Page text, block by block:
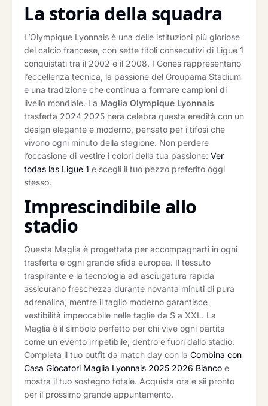
La storia della squadra
L’Olympique Lyonnais è una delle istituzioni più gloriose
del calcio francese, con sette titoli consecutivi di Ligue 1
conquistati tra il 2002 e il 2008. I Gones rappresentano
l’eccellenza tecnica, la passione del Groupama Stadium
e una tradizione che continua a formare campioni di
livello mondiale. La Maglia Olympique Lyonnais
trasferta 2024 2025 nera celebra questa eredità con un
design elegante e moderno, pensato per i tifosi che
vivono ogni minuto della stagione. Non perdere
l’occasione di vestire i colori della tua passione: Ver
todas las Ligue 1 e scegli il tuo pezzo preferito oggi
stesso.
Imprescindibile allo
stadio
Questa Maglia è progettata per accompagnarti in ogni
trasferta e ogni grande sfida europea. Il tessuto
traspirante e la tecnologia ad asciugatura rapida
assicurano freschezza durante novanta minuti di pura
adrenalina, mentre il taglio moderno garantisce
vestibilità impeccabile nelle taglie da S a XXL. La
Maglia è il simbolo perfetto per chi vive ogni partita
come un evento irripetibile, dentro e fuori dallo stadio.
Completa il tuo outfit da match day con la Combina con
Casa Giocatori Maglia Lyonnais 2025 2026 Bianco e
mostra il tuo sostegno totale. Acquista ora e sii pronto
per il prossimo grande appuntamento.